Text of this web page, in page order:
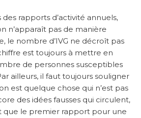
des rapports d’activité annuels,
n’apparaît pas de manière
le nombre d’IVG ne décroît pas
est toujours à mettre en
de personnes susceptibles
ailleurs, il faut toujours souligner
est quelque chose qui n’est pas
des idées fausses qui circulent,
que le premier rapport pour une